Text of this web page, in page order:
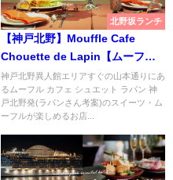
北野坂ランチ
【神戸北野】Mouffle Cafe
Chouette de Lapin【ムーフル
が人気のカフェ】
神戸北野異人館エリアすぐの山本通りにあ
るムーフル カフェ シュエット ラパン 神
戸北野発(ラパンさん考案)のスイーツ・ム
ーフルが楽しめるお店...